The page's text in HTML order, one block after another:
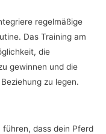
regelmäßige
Das Training am
die
gewinnen und die
zu legen.
führen, dass dein Pferd